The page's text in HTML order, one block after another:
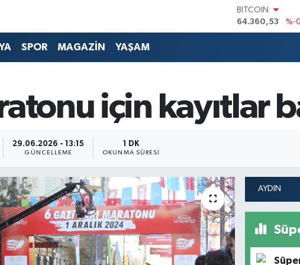
DOLAR
47,7069
%0.17
EURO
6618.49
%2.12
BİST100
13.887
%64
SPOR MAGAZİN YAŞAM
için kayıtlar
29.06.2026 - 13:15
GÜNCELLEME
1 DK
OKUNMA SÜRESI